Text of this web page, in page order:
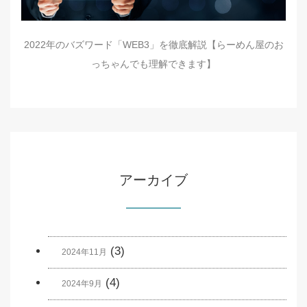
2022年のバズワード「WEB3」を徹底解説【らーめん屋のお
っちゃんでも理解できます】
アーカイブ
2024年11月 (3)
2024年9月 (4)